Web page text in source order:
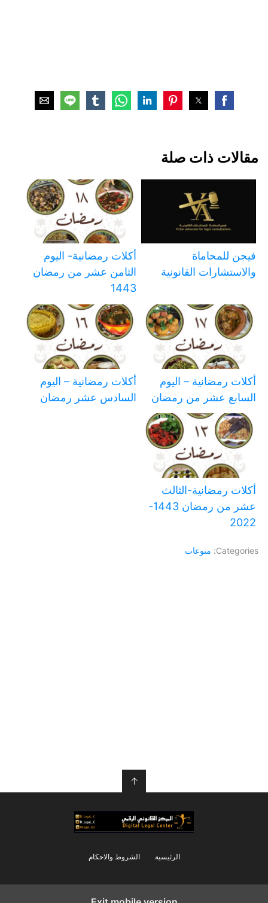
مقالات ذات صلة
فيجن للمحاماة
والاستشارات القانونية
أكلات رمضانية- اليوم
الثامن عشر من رمضان
1443
أكلات رمضانية – اليوم
السابع عشر من رمضان
أكلات رمضانية – اليوم
السادس عشر رمضان
أكلات رمضانية-الثالث
عشر من رمضان 1443-
2022
Categories: منوعات
↑
الرئيسية الشروط والاحكام